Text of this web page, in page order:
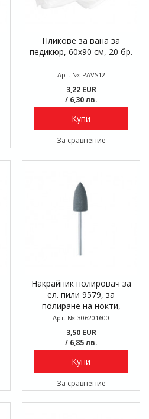
Пликове за вана за
педикюр, 60х90 см, 20 бр.
Арт. №: PAVS12
3,22 EUR
/ 6,30 лв.
Купи
За сравнение
Накрайник полировач за
ел. пили 9579, за
полиране на нокти,
среден, конус шпиц, 10
мм
Арт. №: 306201600
3,50 EUR
/ 6,85 лв.
Купи
За сравнение